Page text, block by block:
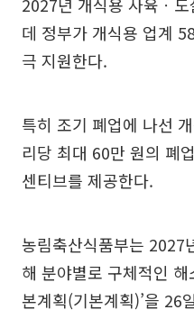
데 정부가 개식용 업계
극 지원한다.
특히 조기 폐업에 나선
리당 최대 60만 원의 폐
센티브를 제공한다.
농림축산식품부는 2027
해 분야별로 구체적인
본계획(기본계획)’을 26